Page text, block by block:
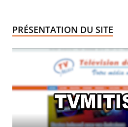
PRÉSENTATION DU SITE